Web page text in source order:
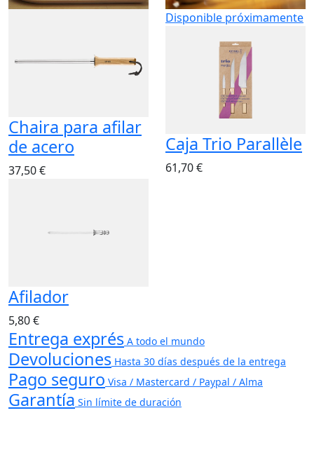
Chaira para afilar
de acero
37,50 €
Disponible próximamente
Caja Trio Parallèle
61,70 €
Afilador
5,80 €
Entrega exprés A todo el mundo
Devoluciones Hasta 30 días después de la entrega
Pago seguro Visa / Mastercard / Paypal / Alma
Garantía Sin límite de duración